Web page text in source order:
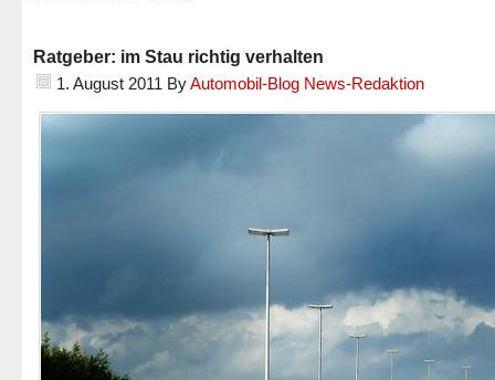
Ratgeber: im Stau richtig verhalten
1. August 2011 ByAutomobil-Blog News-Redaktion